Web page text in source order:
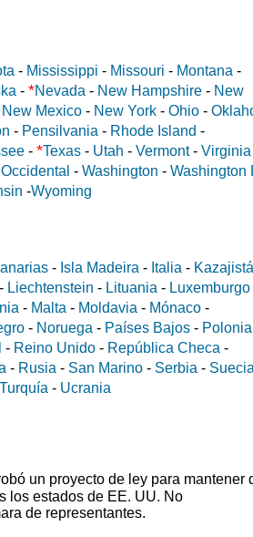
- Mississippi - Missouri - Montana -
- *Nevada - New Hampshire - New
New Mexico - New York - Ohio -
- Pensilvania - Rhode Island -
- *Texas - Utah - Vermont- Virginia
- Washington - Washington
-Wyoming
- Isla Madeira - Italia -
- Liechtenstein - Lituania - Luxemburgo
- Malta - Moldavia - Mónaco -
- Noruega - Países Bajos - Polonia
- Reino Unido - República Checa -
- Rusia - San Marino - Serbia - Suecia
Turquía - Ucrania
un proyecto de ley para mantener
los estados de EE. UU. No
de representantes.